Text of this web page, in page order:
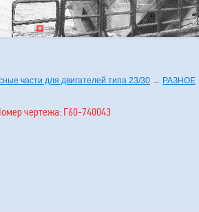
части для двигателей типа 23/30 → РАЗНОЕ
чертежа: Г60-740043